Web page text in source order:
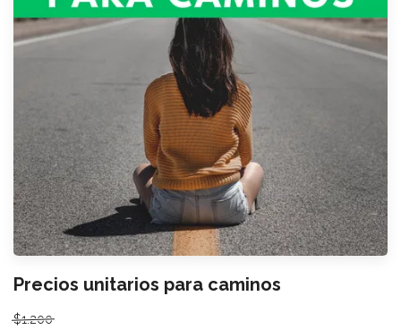
Precios unitarios para caminos
$1.200